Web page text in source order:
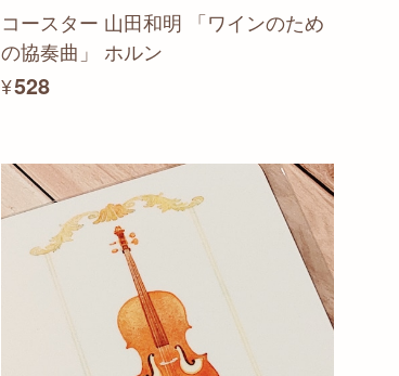
コースター 山田和明 「ワインのため
の協奏曲」 ホルン
¥528